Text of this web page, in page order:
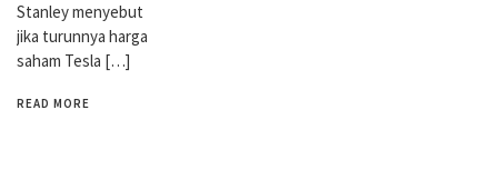
Stanley menyebut
jika turunnya harga
saham Tesla […]
READ MORE